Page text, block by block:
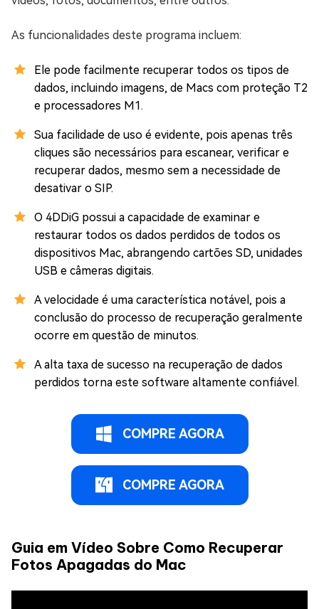
As funcionalidades deste programa incluem:
Ele pode facilmente recuperar todos os tipos de
dados, incluindo imagens, de Macs com proteção T2
e processadores M1.
Sua facilidade de uso é evidente, pois apenas três
cliques são necessários para escanear, verificar e
recuperar dados, mesmo sem a necessidade de
desativar o SIP.
O 4DDiG possui a capacidade de examinar e
restaurar todos os dados perdidos de todos os
dispositivos Mac, abrangendo cartões SD, unidades
USB e câmeras digitais.
A velocidade é uma característica notável, pois a
conclusão do processo de recuperação geralmente
ocorre em questão de minutos.
A alta taxa de sucesso na recuperação de dados
perdidos torna este software altamente confiável.
COMPRE AGORA
COMPRE AGORA
Guia em Vídeo Sobre Como Recuperar
Fotos Apagadas do Mac